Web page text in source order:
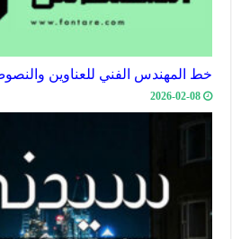
خط المهندس الفني للعناوين والنصوص
2026-02-08